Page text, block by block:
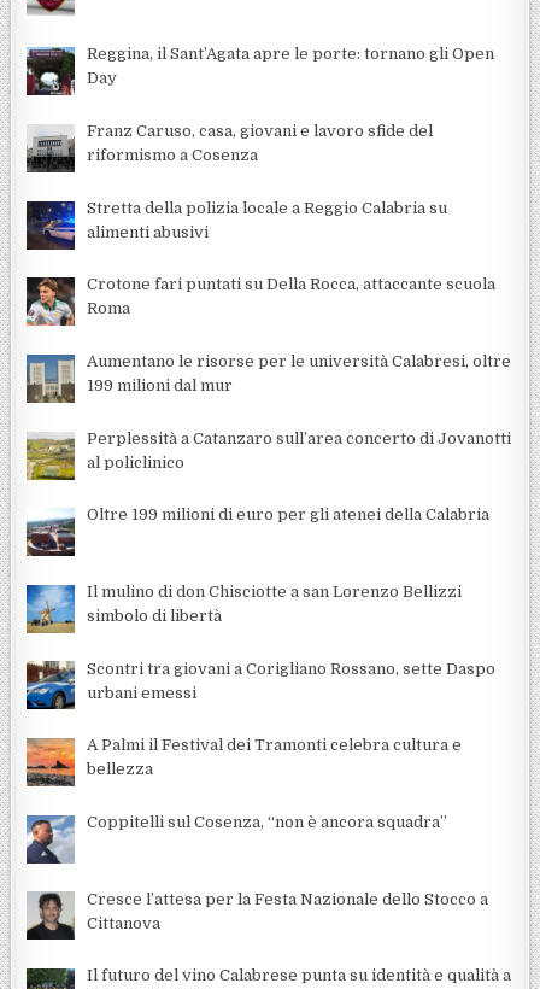
Reggina, il Sant’Agata apre le porte: tornano gli Open
Day
Franz Caruso, casa, giovani e lavoro sfide del
riformismo a Cosenza
Stretta della polizia locale a Reggio Calabria su
alimenti abusivi
Crotone fari puntati su Della Rocca, attaccante scuola
Roma
Aumentano le risorse per le università Calabresi, oltre
199 milioni dal mur
Perplessità a Catanzaro sull’area concerto di Jovanotti
al policlinico
Oltre 199 milioni di euro per gli atenei della Calabria
Il mulino di don Chisciotte a san Lorenzo Bellizzi
simbolo di libertà
Scontri tra giovani a Corigliano Rossano, sette Daspo
urbani emessi
A Palmi il Festival dei Tramonti celebra cultura e
bellezza
Coppitelli sul Cosenza, “non è ancora squadra”
Cresce l’attesa per la Festa Nazionale dello Stocco a
Cittanova
Il futuro del vino Calabrese punta su identità e qualità a